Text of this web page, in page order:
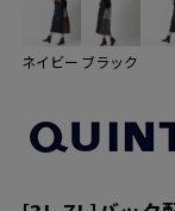
ネイビー ブラック